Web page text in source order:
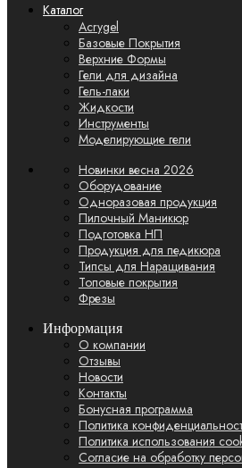
Каталог
Acrygel
Базовые Покрытия
Верхние Формы
Гели для дизайна
Гель-лаки
Жидкости
Инструменты
Моделирующие гели
Новинки весна 2026
Оборудование
Одноразовая продукция
Пилочный Маникюр
Подготовка НП
Продукция для педикюра
Типсы для Наращивания
Топовые покрытия
Фрезы
Информация
О компании
Отзывы
Новости
Контакты
Бонусная программа
Политика
Политика использования
Согласие на обработку